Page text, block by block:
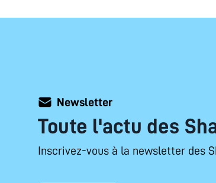
Newsletter
Toute l'actu des
Inscrivez-vous à la newsletter des